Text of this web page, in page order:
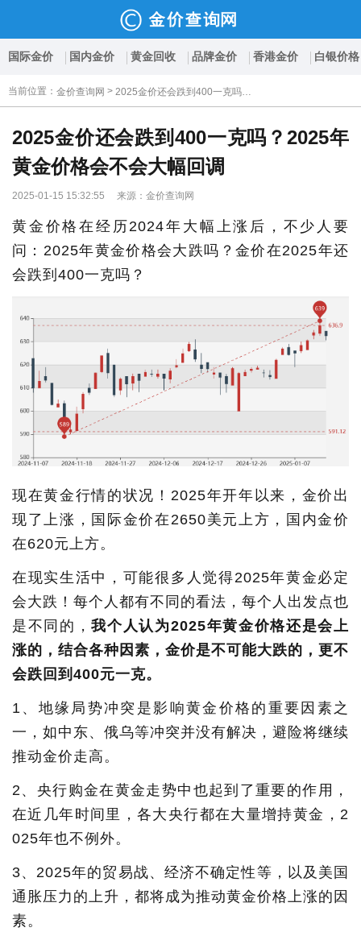
国际金价 国内金价 黄金回收 品牌金价 香港金价 白银价格
当前位置 ： 金价查询网 > 2025金价还会跌到400一克吗？2025年黄金价格会不会大幅回调
2025金价还会跌到400一克吗？2025年
黄金价格会不会大幅回调
2025-01-15 15:32:55 来源：金价查询网
黄金价格在经历2024年大幅上涨后，不少人要
问：2025年黄金价格会大跌吗？金价在2025年还
会跌到400一克吗？
现在黄金行情的状况！2025年开年以来，金价出
现了上涨，国际金价在2650美元上方，国内金价
在620元上方。
在现实生活中，可能很多人觉得2025年黄金必定
会大跌！每个人都有不同的看法，每个人出发点也
是不同的，我个人认为2025年黄金价格还是会上
涨的，结合各种因素，金价是不可能大跌的，更不
会跌回到400元一克。
1、地缘局势冲突是影响黄金价格的重要因素之
一，如中东、俄乌等冲突并没有解决，避险将继续
推动金价走高。
2、央行购金在黄金走势中也起到了重要的作用，
在近几年时间里，各大央行都在大量增持黄金，2
025年也不例外。
3、2025年的贸易战、经济不确定性等，以及美国
通胀压力的上升，都将成为推动黄金价格上涨的因
素。